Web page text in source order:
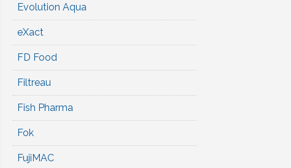
Evolution Aqua
eXact
FD Food
Filtreau
Fish Pharma
Fok
FujiMAC